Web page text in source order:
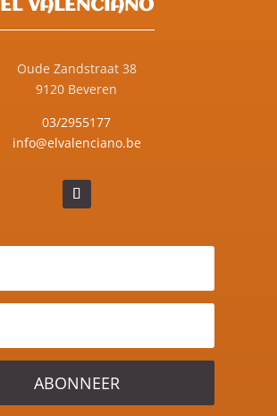
EL VALENCIANO
Oude Zandstraat 38
9120 Beveren
03/2955177
info@elvalenciano.be
ABONNEER